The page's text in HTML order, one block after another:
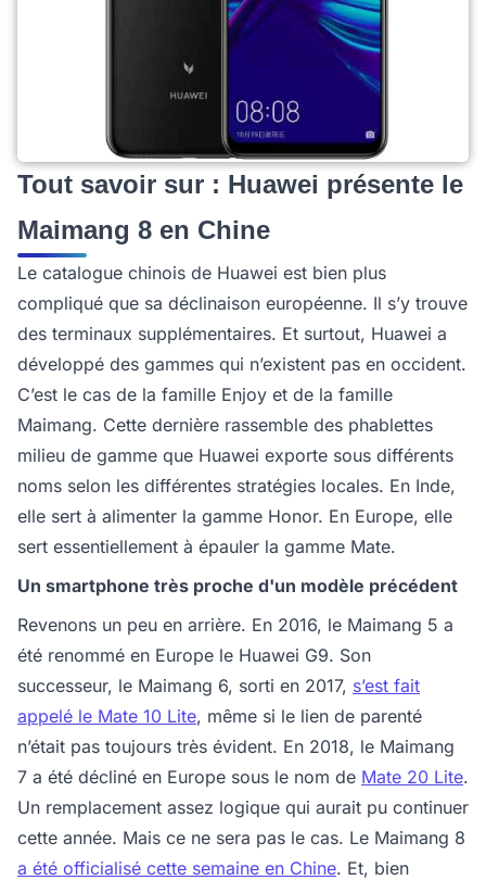
Tout savoir sur : Huawei présente le
Maimang 8 en Chine
Le catalogue chinois de Huawei est bien plus
compliqué que sa déclinaison européenne. Il s’y trouve
des terminaux supplémentaires. Et surtout, Huawei a
développé des gammes qui n’existent pas en occident.
C’est le cas de la famille Enjoy et de la famille
Maimang. Cette dernière rassemble des phablettes
milieu de gamme que Huawei exporte sous différents
noms selon les différentes stratégies locales. En Inde,
elle sert à alimenter la gamme Honor. En Europe, elle
sert essentiellement à épauler la gamme Mate.
Un smartphone très proche d'un modèle précédent
Revenons un peu en arrière. En 2016, le Maimang 5 a
été renommé en Europe le Huawei G9. Son
successeur, le Maimang 6, sorti en 2017, s’est fait
appelé le Mate 10 Lite, même si le lien de parenté
n’était pas toujours très évident. En 2018, le Maimang
7 a été décliné en Europe sous le nom de Mate 20 Lite.
Un remplacement assez logique qui aurait pu continuer
cette année. Mais ce ne sera pas le cas. Le Maimang 8
a été officialisé cette semaine en Chine. Et, bien